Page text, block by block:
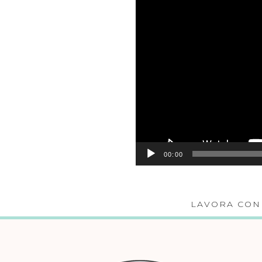
00:00
LAVORA